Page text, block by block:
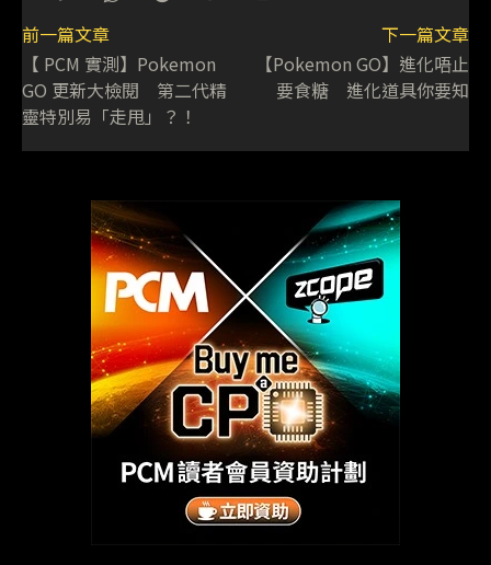
前一篇文章
【 PCM 實測】Pokemon
GO 更新大檢閱 第二代精
靈特別易「走甩」？！
下一篇文章
【Pokemon GO】進化唔止
要食糖 進化道具你要知